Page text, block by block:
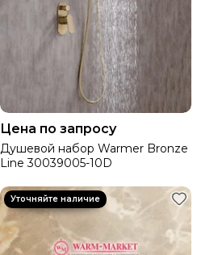
Цена по запросу
Душевой набор Warmer Bronze
Line 30039005-10D